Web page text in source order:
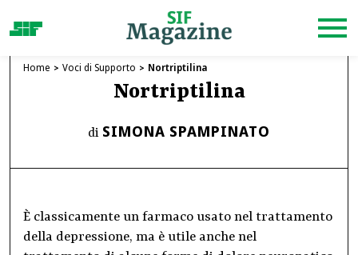
Home Voci di Supporto Nortriptilina
Nortriptilina
di SIMONA SPAMPINATO
È classicamente un farmaco usato nel trattamento
della depressione, ma è utile anche nel